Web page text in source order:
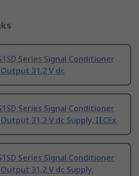
Series Signal Conditioner
31.2 V dc
Series Signal Conditioner
31.2 V dc Supply, IECEx
Series Signal Conditioner
31.2 V dc Supply,